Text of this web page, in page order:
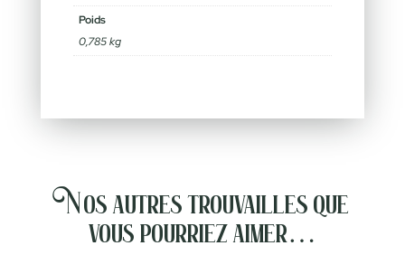
Poids
0,785 kg
Nos autres trouvailles que
vous pourriez aimer…